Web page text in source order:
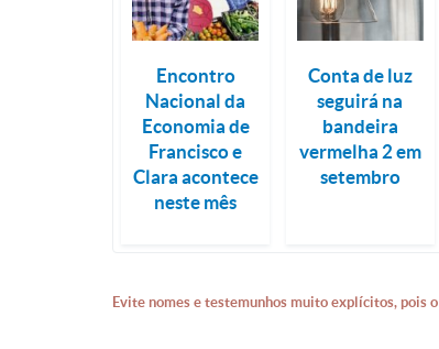
Encontro
Nacional da
Economia de
Francisco e
Clara acontece
neste mês
Conta de luz
seguirá na
bandeira
vermelha 2 em
setembro
Evite nomes e testemunhos muito explícitos, pois